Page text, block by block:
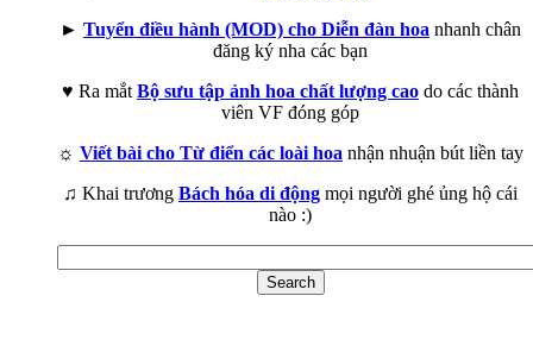
► Tuyển điều hành (MOD) cho Diễn đàn hoa nhanh chân
đăng ký nha các bạn
♥ Ra mắt Bộ sưu tập ảnh hoa chất lượng cao do các thành
viên VF đóng góp
☼ Viết bài cho Từ điển các loài hoa nhận nhuận bút liền tay
♫ Khai trương Bách hóa di động mọi người ghé ủng hộ cái
nào :)